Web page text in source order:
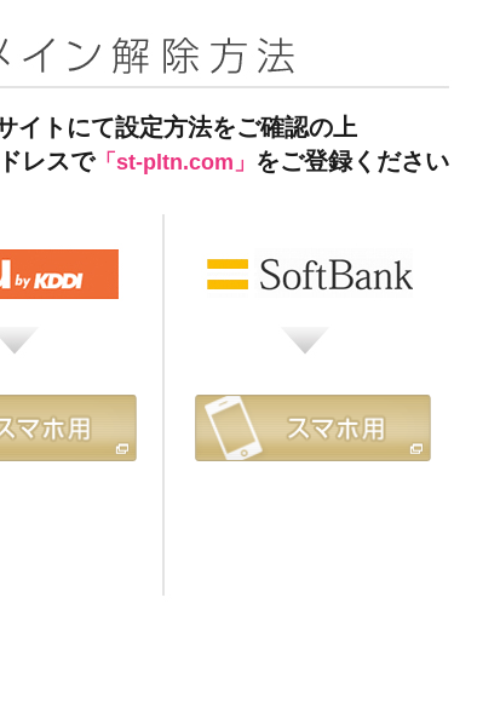
イトにて設定方法をご確認の上
レスで「st-pltn.com」 をご登録ください